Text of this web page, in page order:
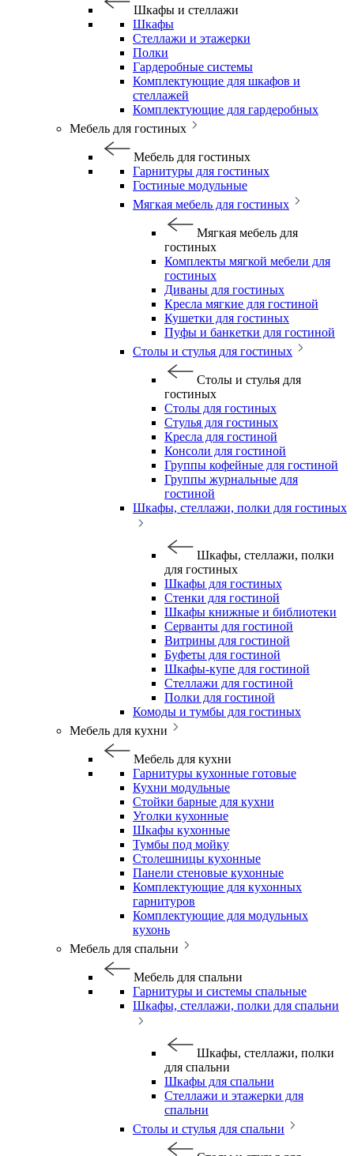
Шкафы и стеллажи
Шкафы
Стеллажи и этажерки
Полки
Гардеробные системы
Комплектующие для шкафов и
стеллажей
Комплектующие для гардеробных
Мебель для гостиных
Мебель для гостиных
Гарнитуры для гостиных
Гостиные модульные
Мягкая мебель для гостиных
Мягкая мебель для
гостиных
Комплекты мягкой мебели для
гостиных
Диваны для гостиных
Кресла мягкие для гостиной
Кушетки для гостиных
Пуфы и банкетки для гостиной
Столы и стулья для гостиных
Столы и стулья для
гостиных
Столы для гостиных
Стулья для гостиных
Кресла для гостиной
Консоли для гостиной
Группы кофейные для гостиной
Группы журнальные для
гостиной
Шкафы, стеллажи, полки для гостиных
Шкафы, стеллажи, полки
для гостиных
Шкафы для гостиных
Стенки для гостиной
Шкафы книжные и библиотеки
Серванты для гостиной
Витрины для гостиной
Буфеты для гостиной
Шкафы-купе для гостиной
Стеллажи для гостиной
Полки для гостиной
Комоды и тумбы для гостиных
Мебель для кухни
Мебель для кухни
Гарнитуры кухонные готовые
Кухни модульные
Стойки барные для кухни
Уголки кухонные
Шкафы кухонные
Тумбы под мойку
Столешницы кухонные
Панели стеновые кухонные
Комплектующие для кухонных
гарнитуров
Комплектующие для модульных
кухонь
Мебель для спальни
Мебель для спальни
Гарнитуры и системы спальные
Шкафы, стеллажи, полки для спальни
Шкафы, стеллажи, полки
для спальни
Шкафы для спальни
Стеллажи и этажерки для
спальни
Столы и стулья для спальни